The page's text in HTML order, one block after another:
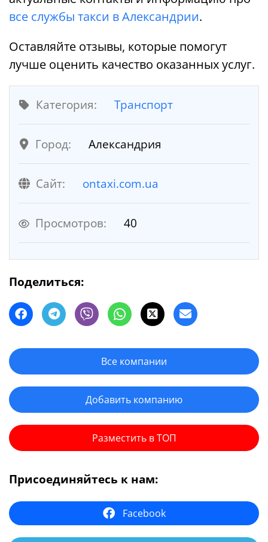
все службы такси в Александрии.
Оставляйте отзывы, которые помогут
лучше оценить качество оказанных услуг.
Категория: Транспорт
Город: Александрия
Cайт: ontaxi.com.ua
Просмотров: 40
Поделиться:
Все компании
Добавить компанию
Разместить в ТОП
Присоединяйтесь к нам:
Facebook